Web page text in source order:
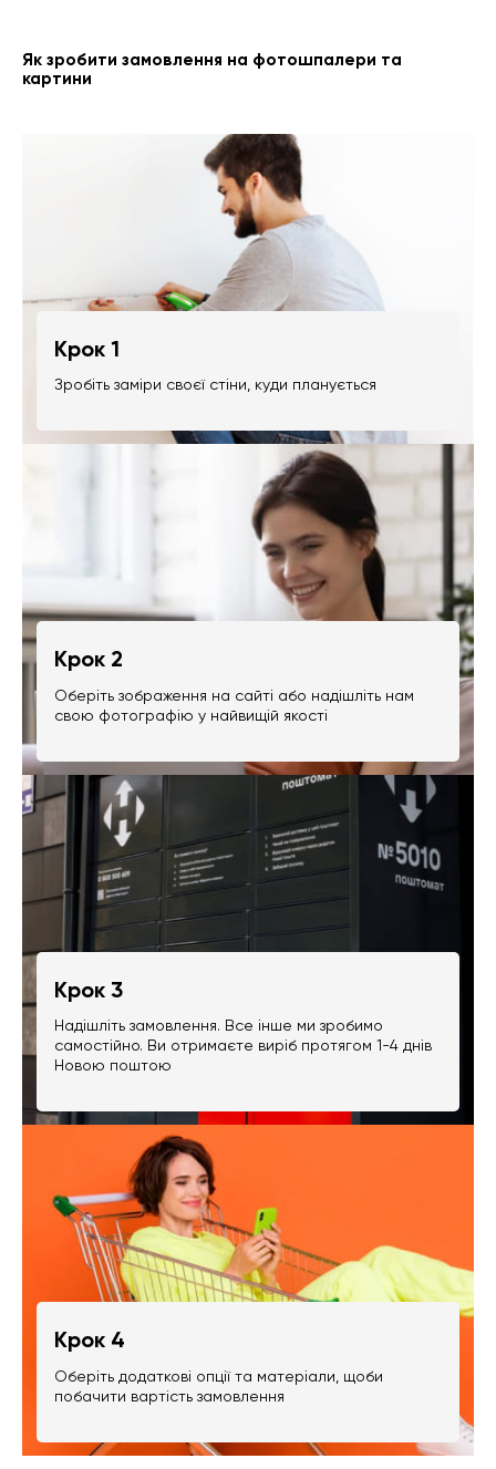
Як зробити замовлення на фотошпалери та
картини
Крок 1
Зробіть заміри своєї стіни, куди планується
Крок 2
Оберіть зображення на сайті або надішліть нам
свою фотографію у найвищій якості
Крок 3
Надішліть замовлення. Все інше ми зробимо
самостійно. Ви отримаєте виріб протягом 1-4 днів
Новою поштою
Крок 4
Оберіть додаткові опції та матеріали, щоби
побачити вартість замовлення